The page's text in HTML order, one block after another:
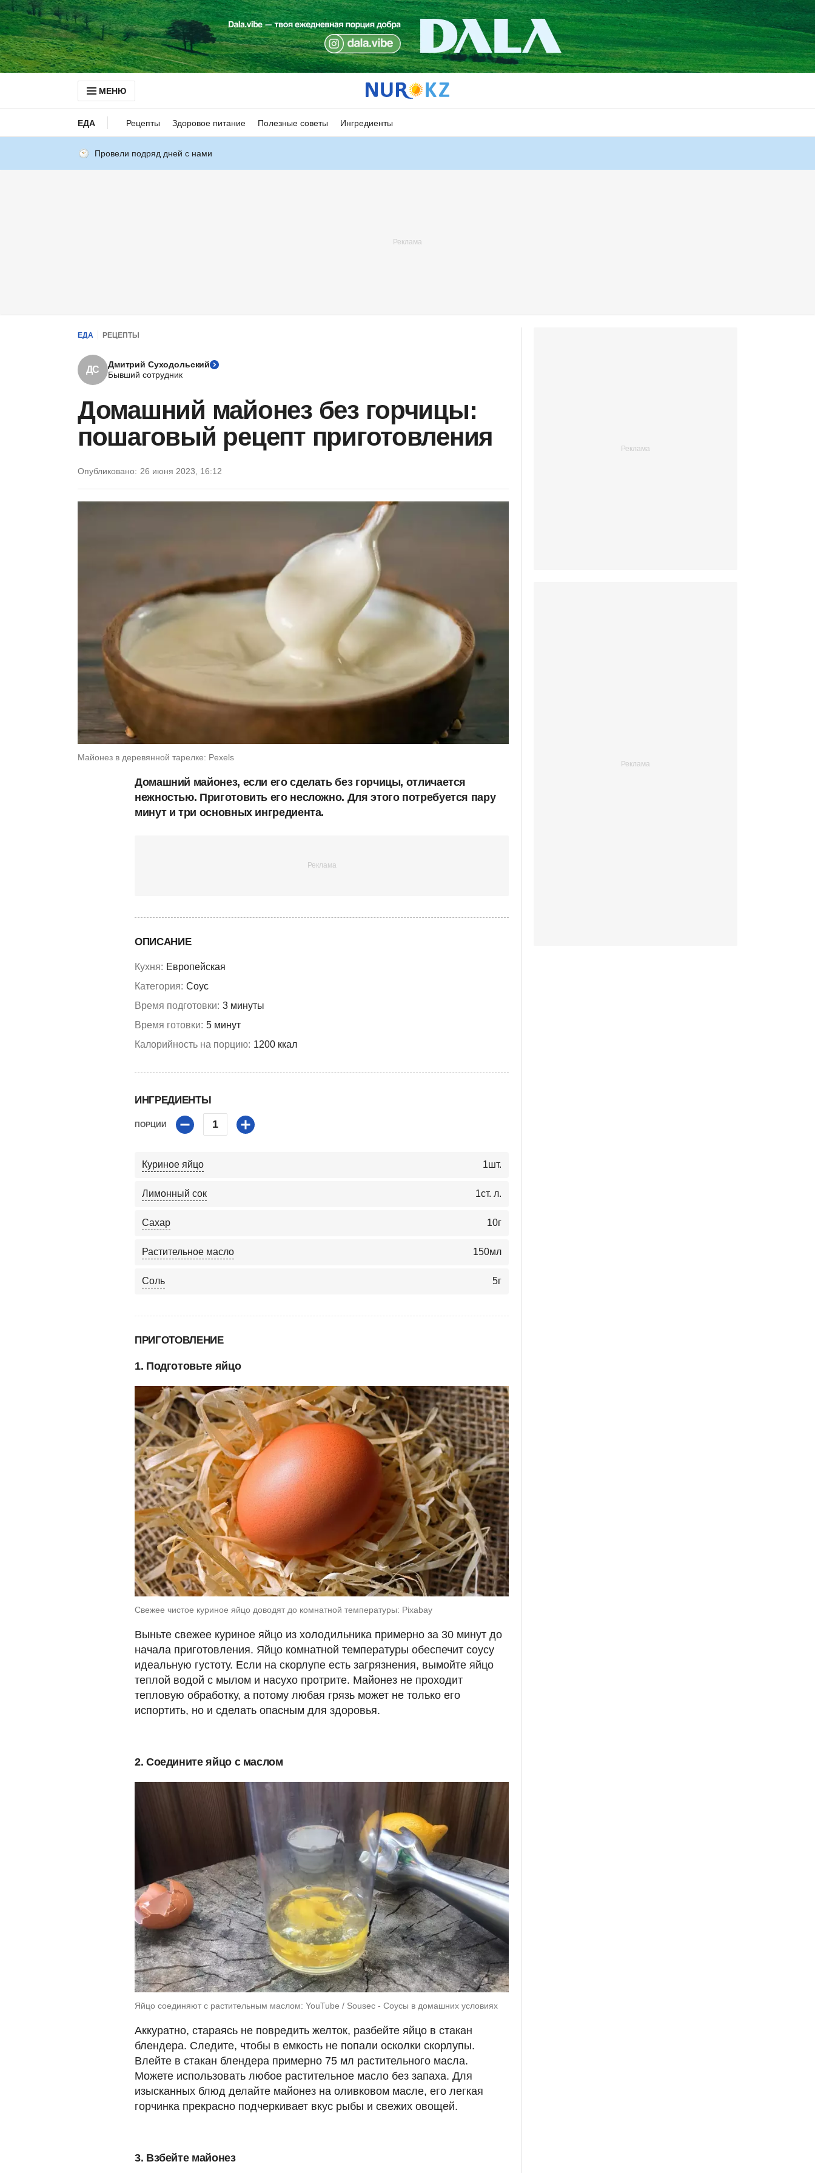
МЕНЮ
ЕДА Рецепты Здоровое питание Полезные советы Ингредиенты
Провели подряд дней с нами
ЕДА РЕЦЕПТЫ
ДС
Дмитрий Суходольский
Бывший сотрудник
Домашний майонез без горчицы:
пошаговый рецепт приготовления
Опубликовано: 26 июня 2023, 16:12
Майонез в деревянной тарелке: Pexels
Домашний майонез, если его сделать без горчицы, отличается
нежностью. Приготовить его несложно. Для этого потребуется пару
минут и три основных ингредиента.
ОПИСАНИЕ
Кухня: Европейская
Категория: Соус
Время подготовки: 3 минуты
Время готовки: 5 минут
Калорийность на порцию: 1200 ккал
ИНГРЕДИЕНТЫ
ПОРЦИИ 1
Куриное яйцо 1шт.
Лимонный сок 1ст. л.
Сахар 10г
Растительное масло 150мл
Соль 5г
ПРИГОТОВЛЕНИЕ
1. Подготовьте яйцо
Свежее чистое куриное яйцо доводят до комнатной температуры: Pixabay
Выньте свежее куриное яйцо из холодильника примерно за 30 минут до
начала приготовления. Яйцо комнатной температуры обеспечит соусу
идеальную густоту. Если на скорлупе есть загрязнения, вымойте яйцо
теплой водой с мылом и насухо протрите. Майонез не проходит
тепловую обработку, а потому любая грязь может не только его
испортить, но и сделать опасным для здоровья.
2. Соедините яйцо с маслом
Яйцо соединяют с растительным маслом: YouTube / Sousec - Соусы в домашних условиях
Аккуратно, стараясь не повредить желток, разбейте яйцо в стакан
блендера. Следите, чтобы в емкость не попали осколки скорлупы.
Влейте в стакан блендера примерно 75 мл растительного масла.
Можете использовать любое растительное масло без запаха. Для
изысканных блюд делайте майонез на оливковом масле, его легкая
горчинка прекрасно подчеркивает вкус рыбы и свежих овощей.
3. Взбейте майонез